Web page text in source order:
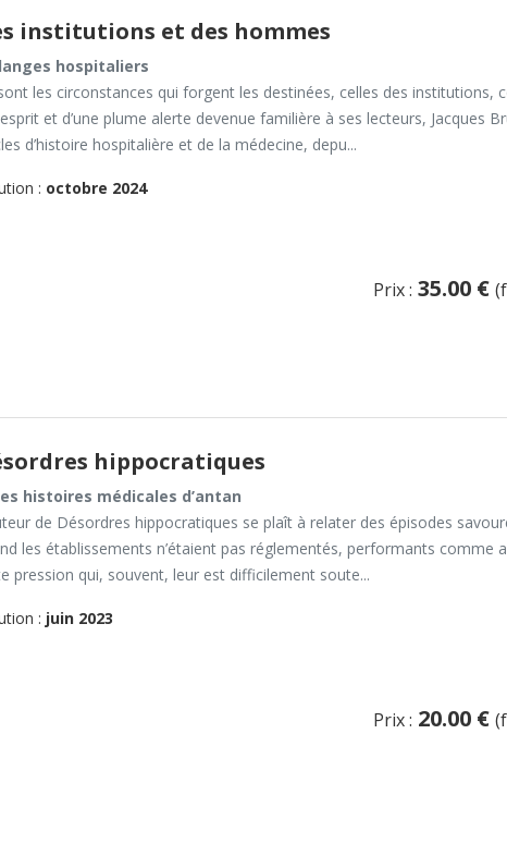
institutions et des hommes
hospitaliers
les circonstances qui forgent les destinées, celles des
et d’une plume alerte devenue familière à ses lecteurs, Jacques
d’histoire hospitalière et de la médecine, depu...
: octobre 2024
Prix : 35.00 €
hippocratiques
histoires médicales d’antan
de Désordres hippocratiques se plaît à relater des épisodes
les établissements n’étaient pas réglementés, performants comme
pression qui, souvent, leur est difficilement soute...
: juin 2023
Prix : 20.00 €